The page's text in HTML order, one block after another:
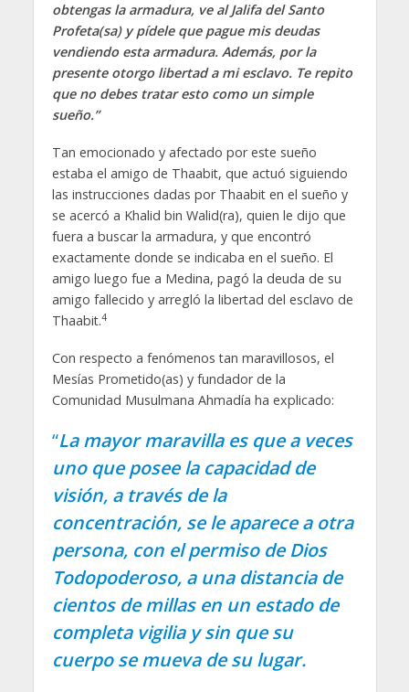
obtengas la armadura, ve al Jalifa del Santo
Profeta(sa) y pídele que pague mis deudas
vendiendo esta armadura. Además, por la
presente otorgo libertad a mi esclavo. Te repito
que no debes tratar esto como un simple
sueño.”
Tan emocionado y afectado por este sueño
estaba el amigo de Thaabit, que actuó siguiendo
las instrucciones dadas por Thaabit en el sueño y
se acercó a Khalid bin Walid(ra), quien le dijo que
fuera a buscar la armadura, y que encontró
exactamente donde se indicaba en el sueño. El
amigo luego fue a Medina, pagó la deuda de su
amigo fallecido y arregló la libertad del esclavo de
Thaabit.4
Con respecto a fenómenos tan maravillosos, el
Mesías Prometido(as) y fundador de la
Comunidad Musulmana Ahmadía ha explicado:
“La mayor maravilla es que a veces
uno que posee la capacidad de
visión, a través de la
concentración, se le aparece a otra
persona, con el permiso de Dios
Todopoderoso, a una distancia de
cientos de millas en un estado de
completa vigilia y sin que su
cuerpo se mueva de su lugar.